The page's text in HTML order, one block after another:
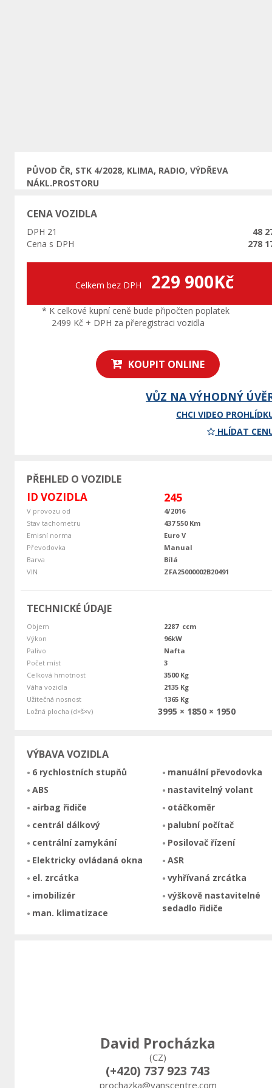
PŮVOD ČR, STK 4/2028, KLIMA, RADIO, VÝDŘEVA
NÁKL.PROSTORU
CENA VOZIDLA
DPH 21
48
Cena s DPH
278
Celkem bez DPH 229 900Kč
* K celkové kupní ceně bude připočten poplatek
2499 Kč + DPH za přeregistraci vozidla
KOUPIT ONLINE
VŮZ NA VÝHODNÝ
CHCI VIDEO
HLÍDAT
PŘEHLED O VOZIDLE
ID VOZIDLA 245
V provozu od
4/2016
Stav tachometru
437 550 Km
Emisní norma
Euro V
Převodovka
Manual
Barva
Bílá
VIN
ZFA25000002B20491
TECHNICKÉ ÚDAJE
Objem
2287 ccm
Výkon
96kW
Palivo
Nafta
Počet míst
3
Celková hmotnost
3500 Kg
Váha vozidla
2135 Kg
Užitečná nosnost
1365 Kg
Ložná plocha (d×š×v)
3995 × 1850 × 1950
VÝBAVA VOZIDLA
6 rychlostních stupňů
ABS
airbag řidiče
centrál dálkový
centrální zamykání
Elektricky ovládaná okna
el. zrcátka
imobilizér
man. klimatizace
manuální převodovka
nastavitelný volant
otáčkoměr
palubní počítač
Posilovač řízení
ASR
vyhřívaná zrcátka
výškově nastavitelné
sedadlo řidiče
David Procházka
(CZ)
(+420) 737 923 743
prochazka@vanscentre.com